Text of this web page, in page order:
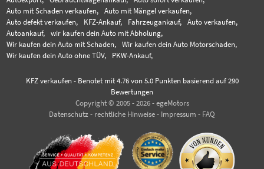
Auto mit Schaden verkaufen,
Auto mit Mängel verkaufen,
Auto defekt verkaufen,
KFZ-Ankauf, Fahrzeugankauf,
Auto verkaufen,
Autoankauf,
wir kaufen dein Auto mit Abholung,
Wir kaufen dein Auto mit Schaden,
Wir kaufen dein Auto Motorschaden,
Wir kaufen dein Auto ohne TÜV,
PKW-Ankauf,
KFZ verkaufen- Benotet mit 4.76von 5.0 Punkten basierend auf 290
Bewertungen
Copyright © 2005 - 2026 - egeMotors
Datenschutz - rechtliche Hinweise - Impressum - FAQ